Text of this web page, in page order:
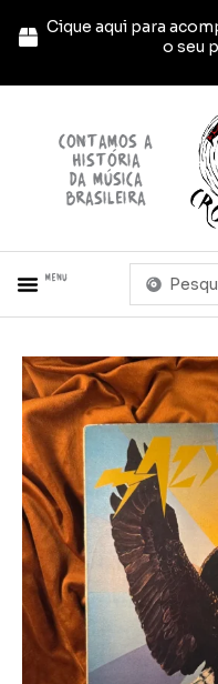
para
conteúdo
Cique aqui para
o seu
contamos a
história
da música
brasileira
Menu
Pesquisar